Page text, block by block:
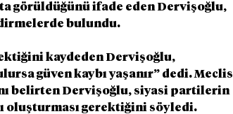
görüldüğünü ifade eden Dervişoğlu,
bulundu.
kaydeden Dervişoğlu,
güven kaybı yaşanır” dedi. Meclis
belirten Dervişoğlu, siyasi partilerin
oluşturması gerektiğini söyledi.